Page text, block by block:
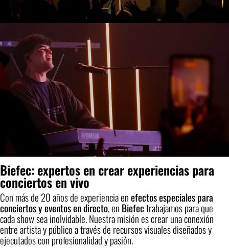
Biefec: expertos en crear experiencias para
conciertos en vivo
Con más de 20 años de experiencia enefectos especiales para
conciertos y eventos en directo, en Biefectrabajamos para que
cada show sea inolvidable. Nuestra misión es crear una conexión
entre artista y público a través de recursos visuales diseñados y
ejecutados con profesionalidad y pasión.